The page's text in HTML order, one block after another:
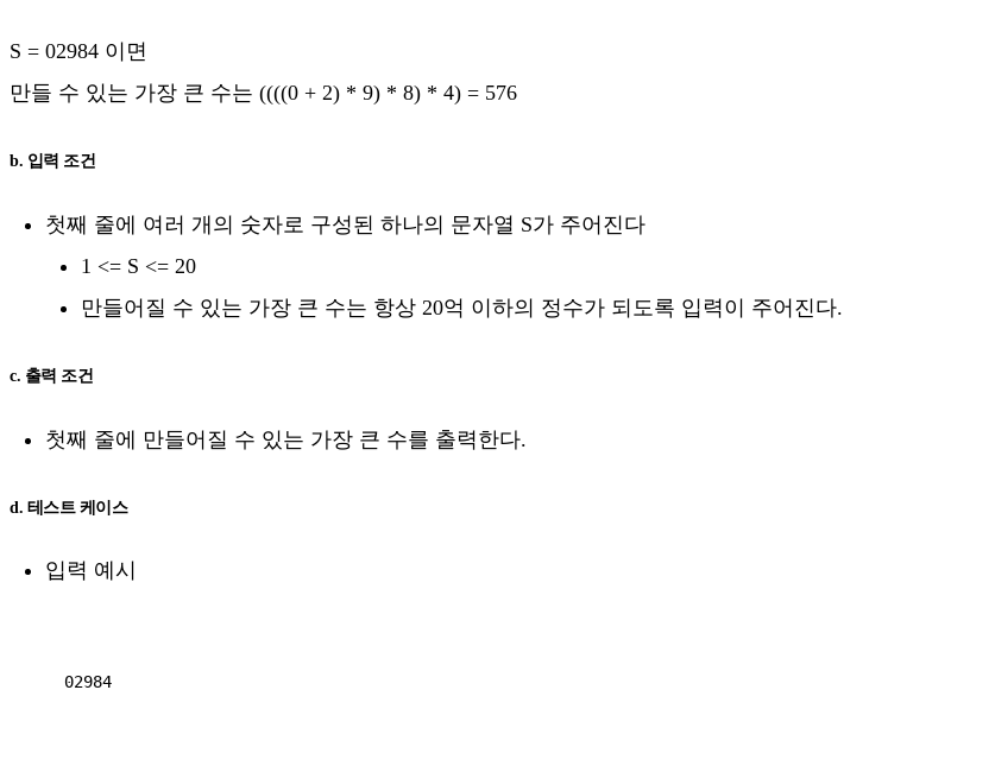
S = 02984 이면
만들 수 있는 가장 큰 수는 ((((0 + 2) * 9) * 8) * 4) = 576
b. 입력 조건
첫째 줄에 여러 개의 숫자로 구성된 하나의 문자열 S가 주어진다
1 <= S <= 20
만들어질 수 있는 가장 큰 수는 항상 20억 이하의 정수가 되도록 입력이 주어진다.
c. 출력 조건
첫째 줄에 만들어질 수 있는 가장 큰 수를 출력한다.
d. 테스트 케이스
입력 예시
02984